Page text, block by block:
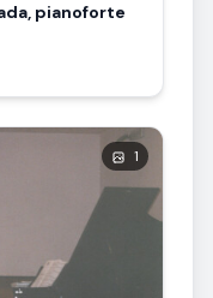
pianoforte
1